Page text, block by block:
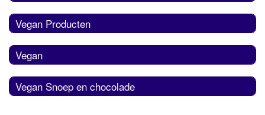
Vegan Producten
Vegan
Vegan Snoep en chocolade